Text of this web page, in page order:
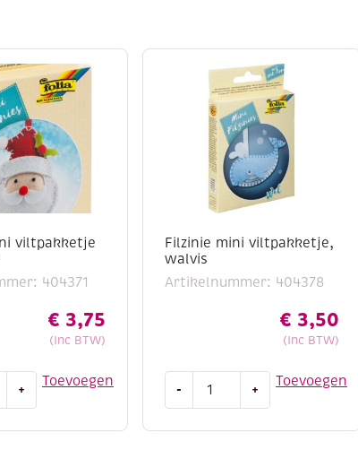
viltpakketje
404371
€ 3,75
(Inc BTW)
Toevoegen
+
Filzinie mini viltpakketje,
walvis
Artikelnummer: 404378
€ 3,50
(Inc BTW)
Toevoegen
- +